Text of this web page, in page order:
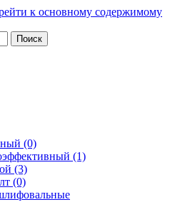
к основному содержимому
Поиск
(0)
(1)
(3)
(0)